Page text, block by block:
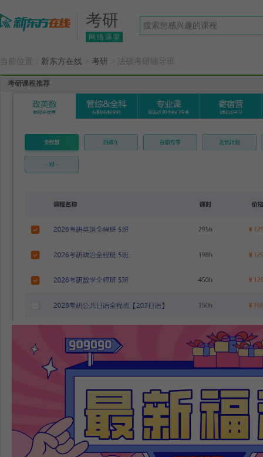
考研
网络课堂
当前位置： 新东方在线 > 考研 > 法硕考研辅导班
考研课程推荐